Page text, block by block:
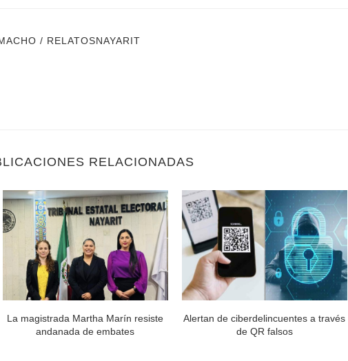
/ RELATOSNAYARIT
RELACIONADAS
La magistrada Martha Marín resiste
andanada de embates
Alertan de ciberdelincuentes a través
de QR falsos